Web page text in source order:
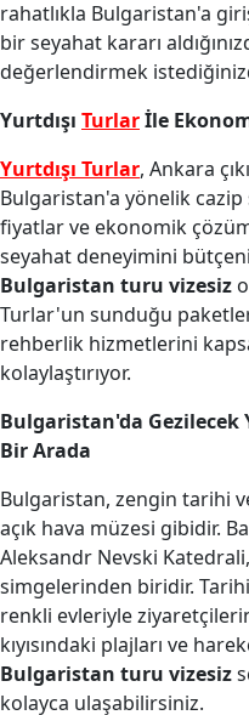
rahatlıkla Bulgaristan'a
bir seyahat kararı
değerlendirmek
Yurtdışı Turlarİle
Yurtdışı Turlar, Ankara
Bulgaristan'a yönelik cazip
fiyatlar ve ekonomik
seyahat deneyimini
Bulgaristan turu vizesiz
Turlar'un sunduğu
rehberlik hizmetlerini
kolaylaştırıyor.
Bulgaristan'da Gezilecek
Bir Arada
Bulgaristan, zengin tarihi
açık hava müzesi gibidir.
Aleksandr Nevski
simgelerinden biridir.
renkli evleriyle
kıyısındaki plajları ve
Bulgaristan turu vizesiz
kolayca ulaşabilirsiniz.